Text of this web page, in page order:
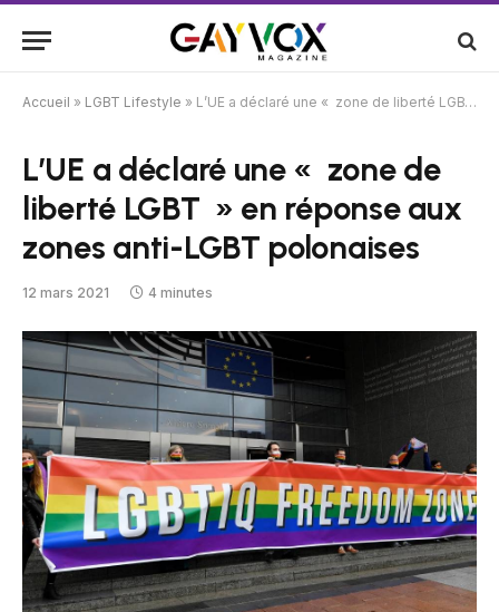
Accueil » LGBT Lifestyle » L’UE a déclaré une « zone de liberté LGBT » en réponse aux zones anti-LGBT polonaises
L’UE a déclaré une « zone de
liberté LGBT » en réponse aux
zones anti-LGBT polonaises
12 mars 2021 4 minutes